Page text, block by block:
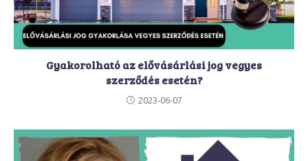
Gyakorolható az elővásárlási jog vegyes
szerződés esetén?
2023-06-07